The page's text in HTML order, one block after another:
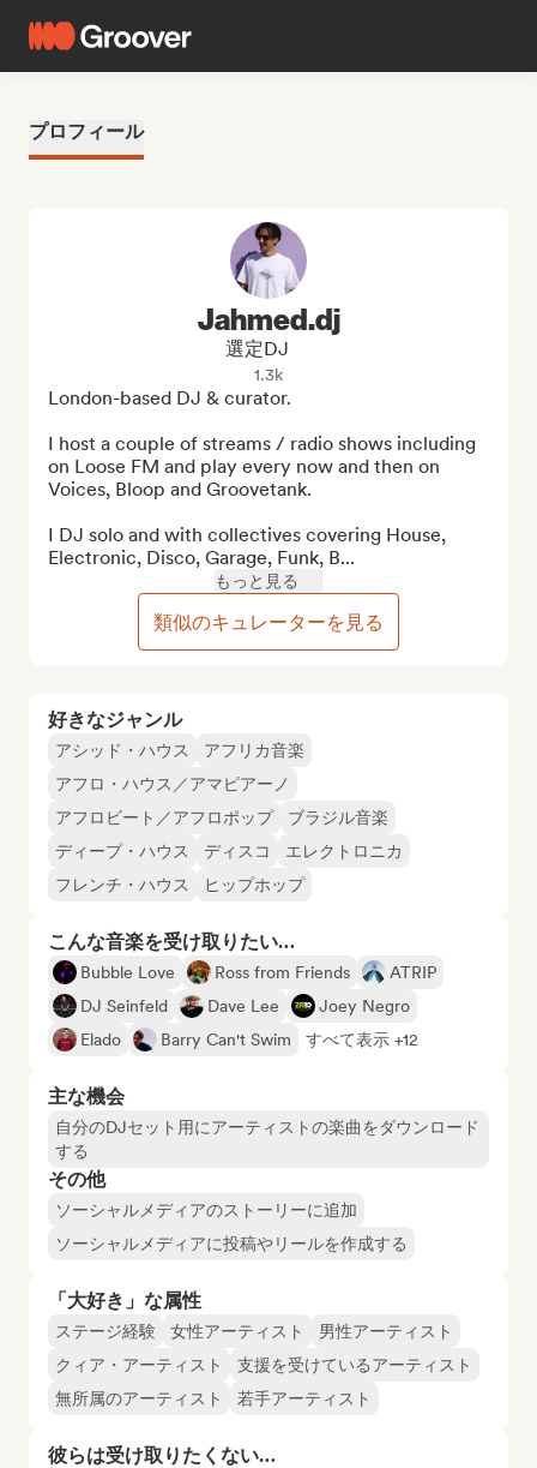
プロフィール
好きなジャンル
アシッド・ハウス
アフリカ音楽
アフロ・ハウス／アマピアーノ
アフロビート／アフロポップ
ブラジル音楽
ディープ・ハウス
ディスコ
エレクトロニカ
フレンチ・ハウス
ヒップホップ
こんな音楽を受け取りたい…
Bubble Love Ross from Friends
ATRIP
DJ Seinfeld
Dave Lee
Joey Negro
Elado
Barry Can't Swim すべて表示 +12
主な機会
自分のDJセット用にアーティストの楽曲をダウンロード
する
その他
ソーシャルメディアのストーリーに追加
ソーシャルメディアに投稿やリールを作成する
「大好き」な属性
ステージ経験 女性アーティスト
男性アーティスト
クィア・アーティスト
支援を受けているアーティスト
無所属のアーティスト
若手アーティスト
彼らは受け取りたくない…
Jahmed.dj
選定DJ
1.3k
London-based DJ & curator.
I host a couple of streams / radio shows including
on Loose FM and play every now and then on
Voices, Bloop and Groovetank.
I DJ solo and with collectives covering House,
Electronic, Disco, Garage, Funk, B...
もっと見る
類似のキュレーターを見る